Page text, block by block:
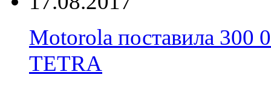
Motorola поставила
TETRA